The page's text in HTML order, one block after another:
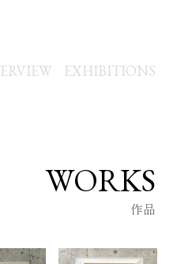
EXHIBITIONS
WORKS
作品